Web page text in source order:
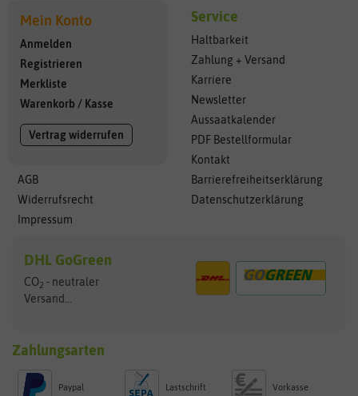
Mein Konto
Anmelden
Registrieren
Merkliste
Warenkorb / Kasse
Vertrag widerrufen
AGB
Widerrufsrecht
Impressum
Service
Haltbarkeit
Zahlung + Versand
Karriere
Newsletter
Aussaatkalender
PDF Bestellformular
Kontakt
Barrierefreiheitserklärung
Datenschutzerklärung
DHL GoGreen
CO2 - neutraler
Versand...
Zahlungsarten
Paypal Lastschrift Vorkasse